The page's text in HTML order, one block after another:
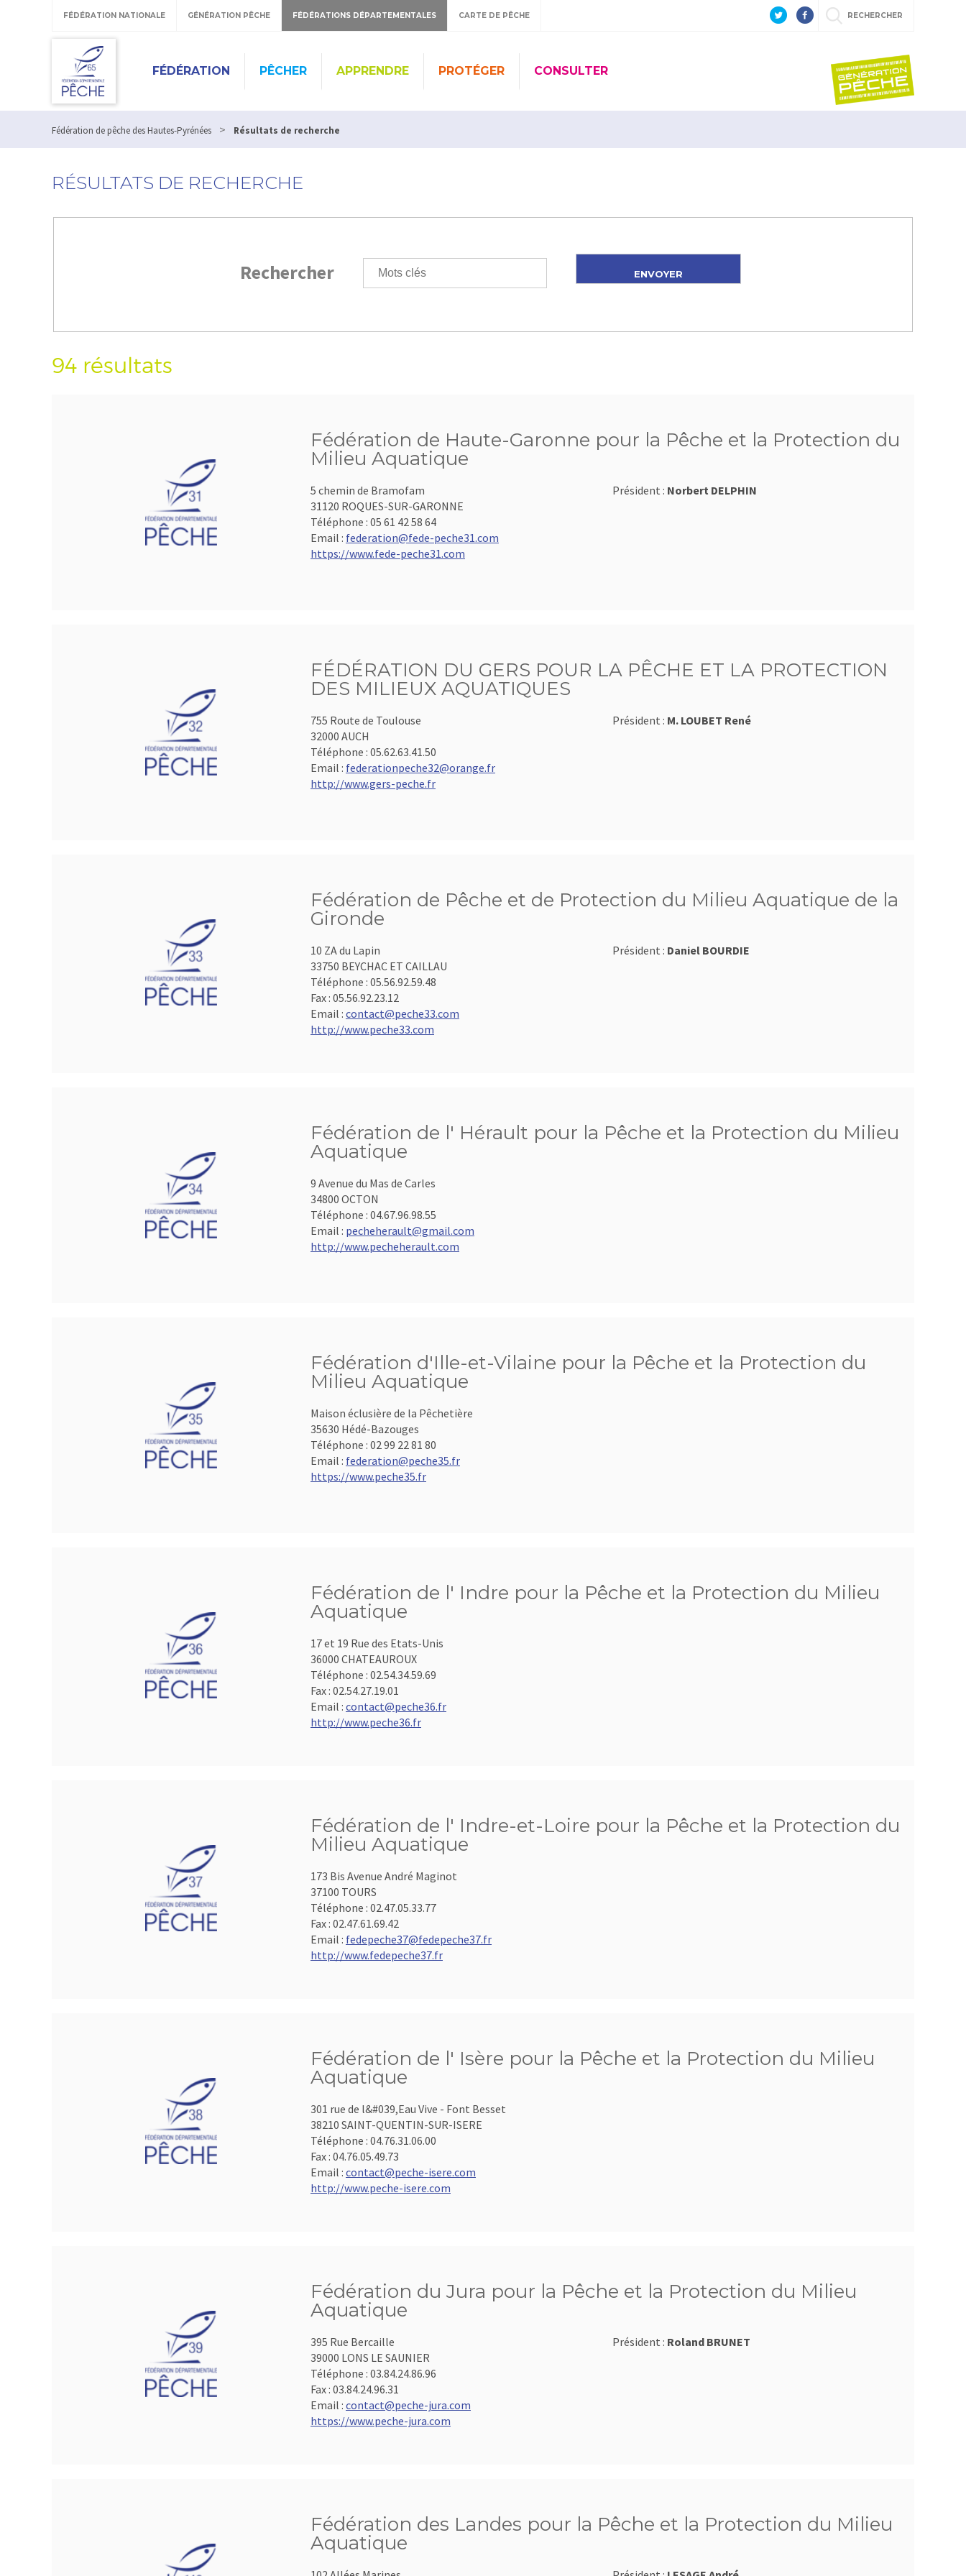
FÉDÉRATION NATIONALE GÉNÉRATION PÊCHE FÉDÉRATIONS DÉPARTEMENTALES CARTE DE PÊCHE RECHERCHER
FÉDÉRATION PÊCHER APPRENDRE PROTÉGER CONSULTER
Fédération de pêche des Hautes-Pyrénées > Résultats de recherche
RÉSULTATS DE RECHERCHE
Rechercher
94 résultats
Fédération de Haute-Garonne pour la Pêche et la Protection du
Milieu Aquatique
5 chemin de Bramofam
31120 ROQUES-SUR-GARONNE
Téléphone : 05 61 42 58 64
Email : federation@fede-peche31.com
https://www.fede-peche31.com
Président : Norbert DELPHIN
FÉDÉRATION DU GERS POUR LA PÊCHE ET LA PROTECTION
DES MILIEUX AQUATIQUES
755 Route de Toulouse
32000 AUCH
Téléphone : 05.62.63.41.50
Email : federationpeche32@orange.fr
http://www.gers-peche.fr
Président : M. LOUBET René
Fédération de Pêche et de Protection du Milieu Aquatique de la
Gironde
10 ZA du Lapin
33750 BEYCHAC ET CAILLAU
Téléphone : 05.56.92.59.48
Fax : 05.56.92.23.12
Email : contact@peche33.com
http://www.peche33.com
Président : Daniel BOURDIE
Fédération de l' Hérault pour la Pêche et la Protection du Milieu
Aquatique
9 Avenue du Mas de Carles
34800 OCTON
Téléphone : 04.67.96.98.55
Email : pecheherault@gmail.com
http://www.pecheherault.com
Fédération d'Ille-et-Vilaine pour la Pêche et la Protection du
Milieu Aquatique
Maison éclusière de la Pêchetière
35630 Hédé-Bazouges
Téléphone : 02 99 22 81 80
Email : federation@peche35.fr
https://www.peche35.fr
Fédération de l' Indre pour la Pêche et la Protection du Milieu
Aquatique
17 et 19 Rue des Etats-Unis
36000 CHATEAUROUX
Téléphone : 02.54.34.59.69
Fax : 02.54.27.19.01
Email : contact@peche36.fr
http://www.peche36.fr
Fédération de l' Indre-et-Loire pour la Pêche et la Protection du
Milieu Aquatique
173 Bis Avenue André Maginot
37100 TOURS
Téléphone : 02.47.05.33.77
Fax : 02.47.61.69.42
Email : fedepeche37@fedepeche37.fr
http://www.fedepeche37.fr
Fédération de l' Isère pour la Pêche et la Protection du Milieu
Aquatique
301 rue de l&#039,Eau Vive - Font Besset
38210 SAINT-QUENTIN-SUR-ISERE
Téléphone : 04.76.31.06.00
Fax : 04.76.05.49.73
Email : contact@peche-isere.com
http://www.peche-isere.com
Fédération du Jura pour la Pêche et la Protection du Milieu
Aquatique
395 Rue Bercaille
39000 LONS LE SAUNIER
Téléphone : 03.84.24.86.96
Fax : 03.84.24.96.31
Email : contact@peche-jura.com
https://www.peche-jura.com
Président : Roland BRUNET
Fédération des Landes pour la Pêche et la Protection du Milieu
Aquatique